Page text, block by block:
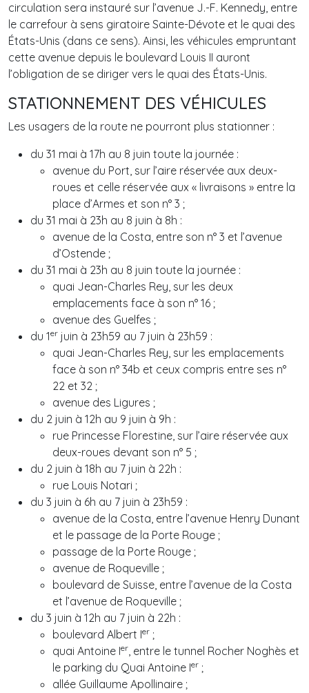
circulation sera instauré sur l’avenue J.-F. Kennedy, entre
le carrefour à sens giratoire Sainte-Dévote et le quai des
États-Unis (dans ce sens). Ainsi, les véhicules empruntant
cette avenue depuis le boulevard Louis II auront
l’obligation de se diriger vers le quai des États-Unis.
STATIONNEMENT DES VÉHICULES
Les usagers de la route ne pourront plus stationner :
du 31 mai à 17h au 8 juin toute la journée :
avenue du Port, sur l’aire réservée aux deux-
roues et celle réservée aux « livraisons » entre la
place d’Armes et son n° 3 ;
du 31 mai à 23h au 8 juin à 8h :
avenue de la Costa, entre son n° 3 et l’avenue
d’Ostende ;
du 31 mai à 23h au 8 juin toute la journée :
quai Jean-Charles Rey, sur les deux
emplacements face à son n° 16 ;
avenue des Guelfes ;
du 1er juin à 23h59 au 7 juin à 23h59 :
quai Jean-Charles Rey, sur les emplacements
face à son n° 34b et ceux compris entre ses n°
22 et 32 ;
avenue des Ligures ;
du 2 juin à 12h au 9 juin à 9h :
rue Princesse Florestine, sur l’aire réservée aux
deux-roues devant son n° 5 ;
du 2 juin à 18h au 7 juin à 22h :
rue Louis Notari ;
du 3 juin à 6h au 7 juin à 23h59 :
avenue de la Costa, entre l’avenue Henry Dunant
et le passage de la Porte Rouge ;
passage de la Porte Rouge ;
avenue de Roqueville ;
boulevard de Suisse, entre l’avenue de la Costa
et l’avenue de Roqueville ;
du 3 juin à 12h au 7 juin à 22h :
boulevard Albert Ier ;
quai Antoine Ier, entre le tunnel Rocher Noghès et
le parking du Quai Antoine Ier ;
allée Guillaume Apollinaire ;